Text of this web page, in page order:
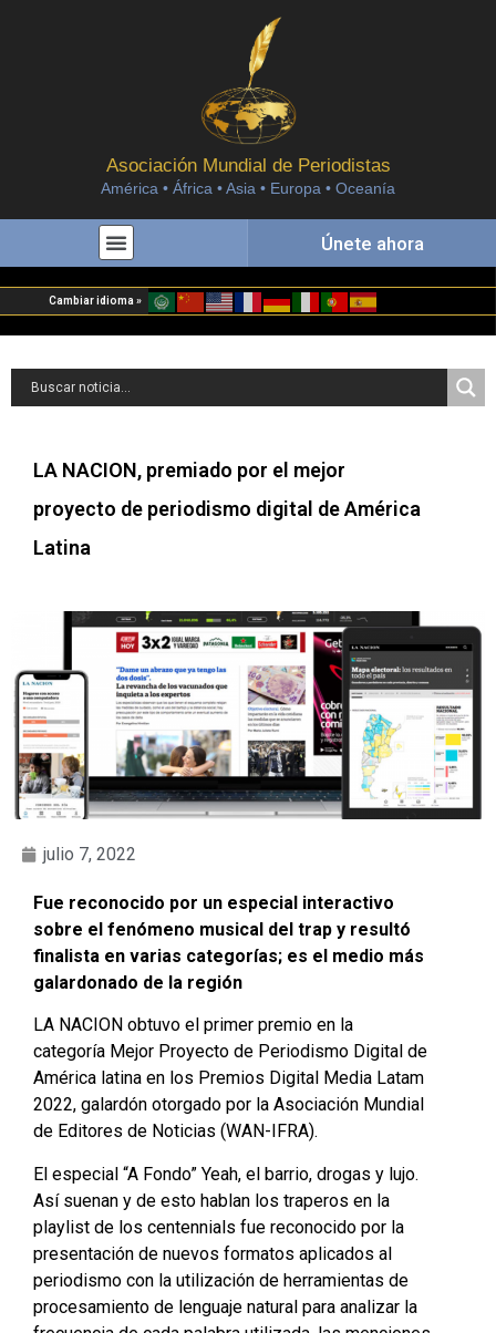
Asociación Mundial de Periodistas
América • África • Asia • Europa • Oceanía
Únete ahora
Cambiar idioma »
LA NACION, premiado por el mejor
proyecto de periodismo digital de América
Latina
julio 7, 2022
Fue reconocido por un especial interactivo
sobre el fenómeno musical del trap y resultó
finalista en varias categorías; es el medio más
galardonado de la región
LA NACION obtuvo el primer premio en la
categoría Mejor Proyecto de Periodismo Digital de
América latina en los Premios Digital Media Latam
2022, galardón otorgado por la Asociación Mundial
de Editores de Noticias (WAN-IFRA).
El especial “A Fondo” Yeah, el barrio, drogas y lujo.
Así suenan y de esto hablan los traperos en la
playlist de los centennials fue reconocido por la
presentación de nuevos formatos aplicados al
periodismo con la utilización de herramientas de
procesamiento de lenguaje natural para analizar la